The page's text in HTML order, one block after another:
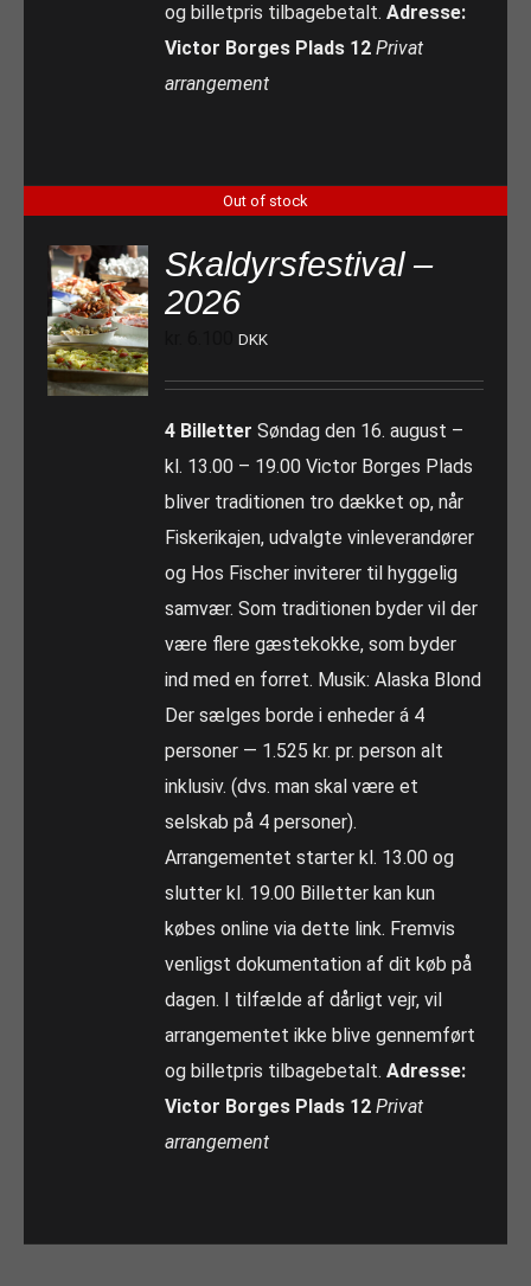
og billetpris tilbagebetalt.Adresse:
Victor Borges Plads 12 Privat
arrangement
Out of stock
Skaldyrsfestival –
2026
DKK
4 Billetter Søndag den 16. august –
kl. 13.00 – 19.00 Victor Borges Plads
bliver traditionen tro dækket op, når
Fiskerikajen, udvalgte vinleverandører
og Hos Fischer inviterer til hyggelig
samvær. Som traditionen byder vil der
være flere gæstekokke, som byder
ind med en forret. Musik: Alaska Blond
Der sælges borde i enheder á 4
personer — 1.525 kr. pr. person alt
inklusiv. (dvs. man skal være et
selskab på 4 personer).
Arrangementet starter kl. 13.00 og
slutter kl. 19.00 Billetter kan kun
købes online via dette link. Fremvis
venligst dokumentation af dit køb på
dagen. I tilfælde af dårligt vejr, vil
arrangementet ikke blive gennemført
og billetpris tilbagebetalt.Adresse:
Victor Borges Plads 12 Privat
arrangement